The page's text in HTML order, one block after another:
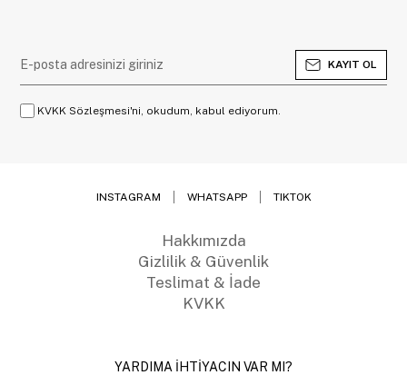
KAYIT OL
KVKK Sözleşmesi'ni, okudum, kabul ediyorum.
INSTAGRAM WHATSAPP TIKTOK
Hakkımızda
Gizlilik & Güvenlik
Teslimat & İade
KVKK
YARDIMA İHTİYACIN VAR MI?